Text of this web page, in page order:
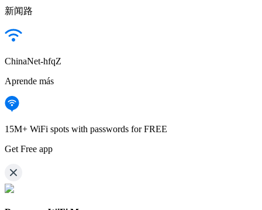
新闻路
ChinaNet-hfqZ
Aprende más
15M+ WiFi spots with passwords for FREE
Get Free app